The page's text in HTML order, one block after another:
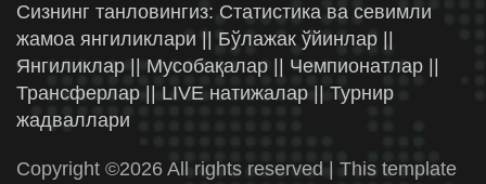
Сизнинг танловингиз: Статистика ва севимли
жамоа янгиликлари || Бўлажак ўйинлар ||
Янгиликлар || Мусобақалар || Чемпионатлар ||
Трансферлар || LIVE натижалар || Турнир
жадваллари
Copyright ©2026 All rights reserved | This template